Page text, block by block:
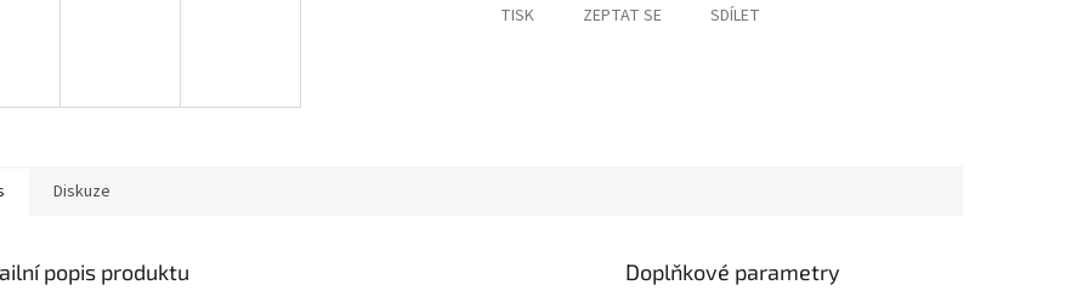
TISK ZEPTAT SE SDÍLET
Diskuze
popis produktu Doplňkové parametry